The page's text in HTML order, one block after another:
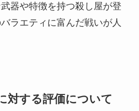
器や特徴を持つ殺し屋が登
ラエティに富んだ戦いが人
対する評価について